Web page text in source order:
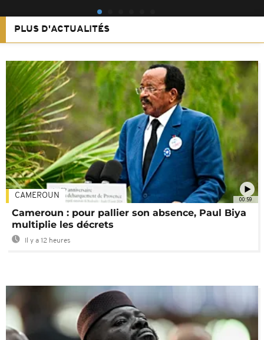
PLUS D'ACTUALITÉS
00:59
CAMEROUN
Cameroun : pour pallier son absence, Paul Biya
multiplie les décrets
Il y a 12 heures